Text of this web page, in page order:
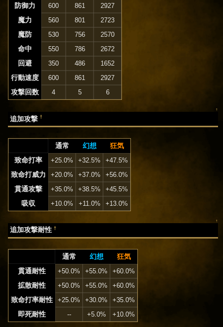
防御力 600 861 2927
魔力 560 801 2723
魔防 530 756 2570
命中 550 786 2672
回避 350 486 1652
行動速度 600 861 2927
攻撃回数 4 5 6
↑
追加攻撃†
通常 幻想
狂気
致命打率
+25.0% +32.5% +47.5%
致命打威力 +20.0% +37.0% +56.0%
貫通攻撃 +35.0% +38.5% +45.5%
吸収 +10.0% +11.0% +13.0%
↑
追加攻撃耐性†
通常 幻想
狂気
貫通耐性
+50.0% +55.0% +60.0%
拡散耐性 +50.0% +55.0% +60.0%
致命打率耐性 +25.0% +30.0% +35.0%
即死耐性 -- +5.0% +10.0%